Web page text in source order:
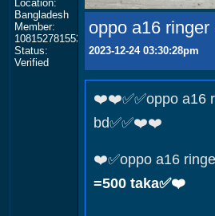
Location:
Bangladesh
Member:
108152781553702003801
Status:
Verified
oppo a16
2023-12-24 03:30:28pm
❤️❤️✅✅oppo a16
bd✅✅❤️❤️
❤️✅oppo a16
=500 taka✅❤️